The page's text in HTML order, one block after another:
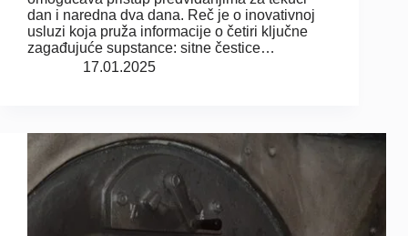
dan i naredna dva dana. Reč je o inovativnoj
usluzi koja pruža informacije o četiri ključne
zagađujuće supstance: sitne čestice…
17.01.2025